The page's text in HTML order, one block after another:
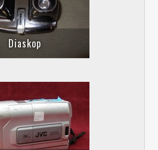
Diaskop